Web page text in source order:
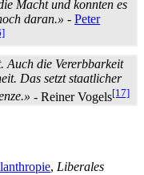
Macht und konnten es
daran.» - Peter
Auch die Vererbbarkeit
Das setzt staatlicher
- Reiner Vogels[17]
, Liberales